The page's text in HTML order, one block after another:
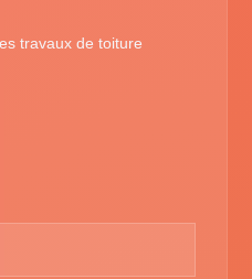
travaux de toiture